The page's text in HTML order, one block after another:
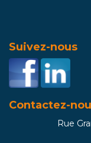
Suivez-nous
Contactez-
Rue